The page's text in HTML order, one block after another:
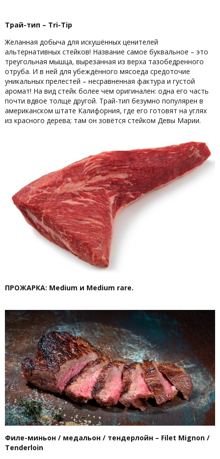
Трай-тип – Tri-Tip
Желанная добыча для искушённых ценителей
альтернативных стейков! Название самое буквальное – это
треугольная мышца, вырезанная из верха тазобедренного
отруба. И в ней для убеждённого мясоеда средоточие
уникальных прелестей – несравненная фактура и густой
аромат! На вид стейк более чем оригинален: одна его часть
почти вдвое толще другой. Трай-тип безумно популярен в
американском штате Калифорния, где его готовят на углях
из красного дерева; там он зовётся стейком Девы Марии.
ПРОЖАРКА: Medium и Medium rare.
Филе-миньон / медальон / тендерлойн – Filet Mignon /
Tenderloin